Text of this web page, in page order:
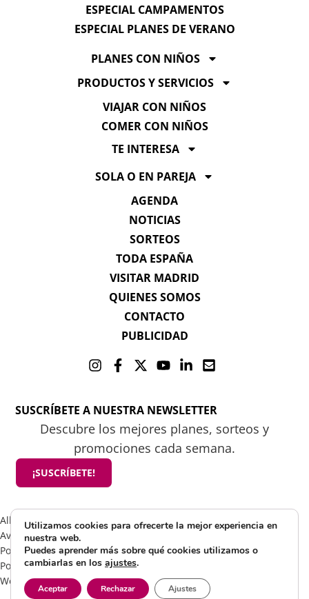
ESPECIAL CAMPAMENTOS
ESPECIAL PLANES DE VERANO
PLANES CON NIÑOS
PRODUCTOS Y SERVICIOS
VIAJAR CON NIÑOS
COMER CON NIÑOS
TE INTERESA
SOLA O EN PAREJA
AGENDA
NOTICIAS
SORTEOS
TODA ESPAÑA
VISITAR MADRID
QUIENES SOMOS
CONTACTO
PUBLICIDAD
SUSCRÍBETE A NUESTRA NEWSLETTER
Descubre los mejores planes, sorteos y
promociones cada semana.
¡SUSCRÍBETE!
All rights reserved 2025 ©Mamá tiene un plan
Aviso Legal
Política de Cookies
Política de Privacidad
Web by Visible Marketing
Utilizamos cookies para ofrecerte la mejor experiencia en
nuestra web.
Puedes aprender más sobre qué cookies utilizamos o
cambiarlas en los ajustes.
Aceptar Rechazar Ajustes